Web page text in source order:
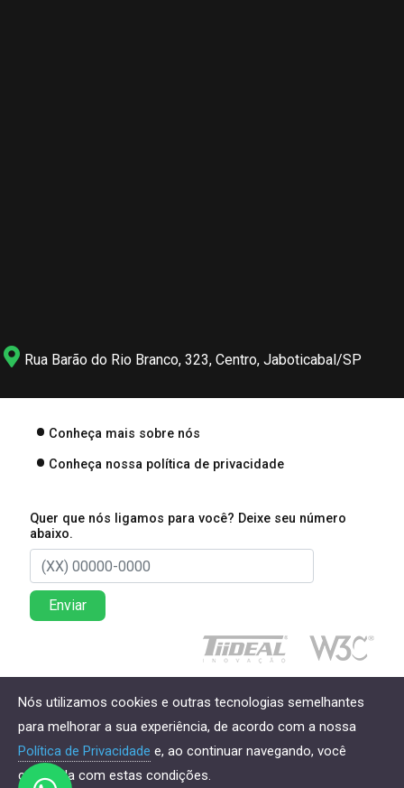
Rua Barão do Rio Branco, 323, Centro, Jaboticabal/SP
Conheça mais sobre nós
Conheça nossa política de privacidade
Quer que nós ligamos para você? Deixe seu número
abaixo.
Enviar
Direitos reservados à Lima Associados Contabilidade
Empresarial - 2026
Nós utilizamos cookies e outras tecnologias semelhantes
para melhorar a sua experiência, de acordo com a nossa
Política de Privacidade e, ao continuar navegando, você
concorda com estas condições.